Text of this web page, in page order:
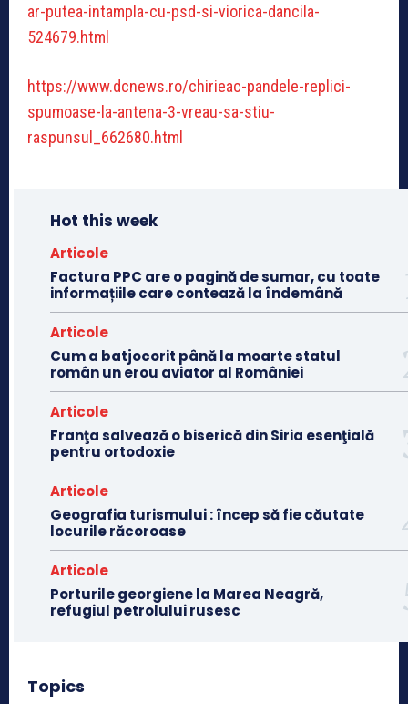
ar-putea-intampla-cu-psd-si-viorica-dancila-
524679.html
https://www.dcnews.ro/chirieac-pandele-replici-
spumoase-la-antena-3-vreau-sa-stiu-
raspunsul_662680.html
Hot this week
Articole
Factura PPC are o pagină de sumar, cu toate
informațiile care contează la îndemână
Articole
Cum a batjocorit până la moarte statul
român un erou aviator al României
Articole
Franţa salvează o biserică din Siria esenţială
pentru ortodoxie
Articole
Geografia turismului : încep să fie căutate
locurile răcoroase
Articole
Porturile georgiene la Marea Neagră,
refugiul petrolului rusesc
Topics